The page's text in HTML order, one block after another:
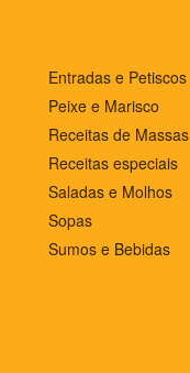
Entradas e Petiscos
Peixe e Marisco
Receitas de Massas
Receitas especiais
Saladas e Molhos
Sopas
Sumos e Bebidas